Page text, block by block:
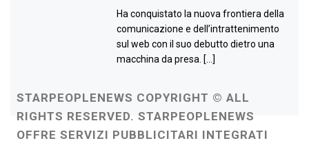
Ha conquistato la nuova frontiera della
comunicazione e dell’intrattenimento
sul web con il suo debutto dietro una
macchina da presa. […]
STARPEOPLENEWS COPYRIGHT © ALL
RIGHTS RESERVED. STARPEOPLENEWS
OFFRE SERVIZI PUBBLICITARI INTEGRATI